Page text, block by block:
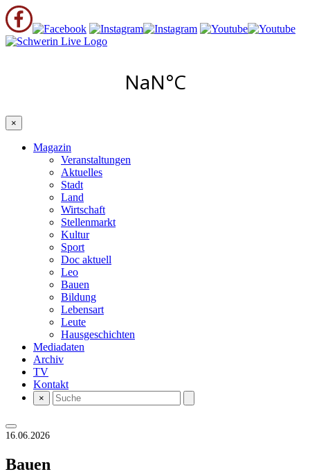
×
Magazin
Veranstaltungen
Aktuelles
Stadt
Land
Wirtschaft
Stellenmarkt
Kultur
Sport
Doc aktuell
Leo
Bauen
Bildung
Lebensart
Leute
Hausgeschichten
Mediadaten
Archiv
TV
Kontakt
×
16.06.2026
Bauen